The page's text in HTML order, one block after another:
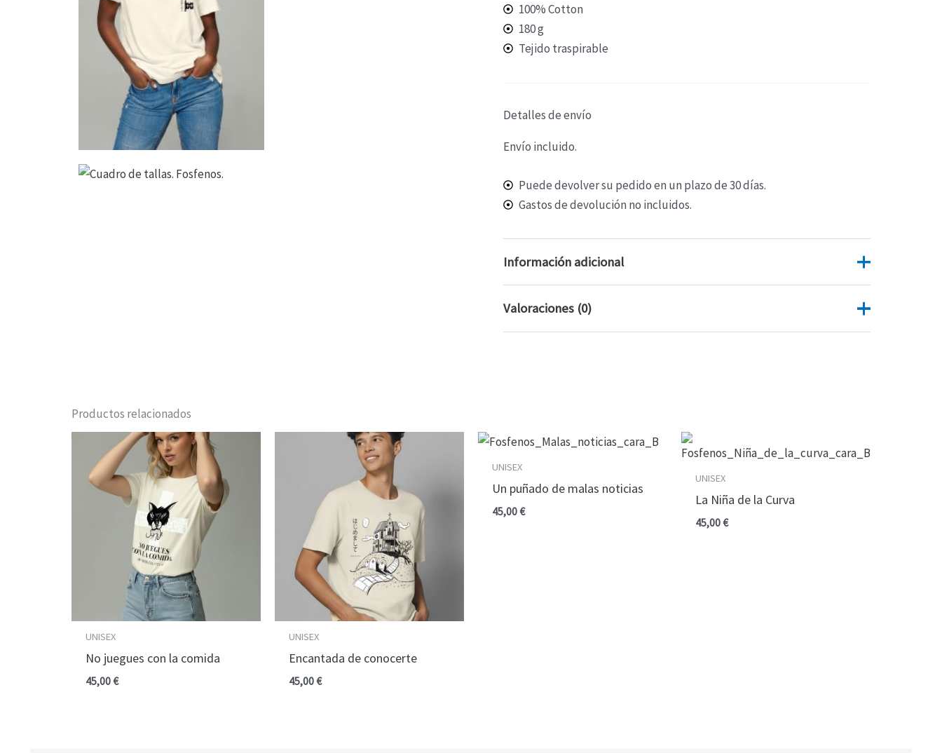
100% Cotton
180 g
Tejido traspirable
Detalles de envío
Envío incluido.
Puede devolver su pedido en un plazo de 30 días.
Gastos de devolución no incluidos.
Información adicional
size
Valoraciones (0)
Debesacceder para publicar una valoración.
Productos relacionados
UNISEX
No juegues con la comida
45,00€
UNISEX
Encantada de conocerte
45,00€
UNISEX
Un puñado de malas noticias
45,00€
UNISEX
La Niña de la Curva
45,00€